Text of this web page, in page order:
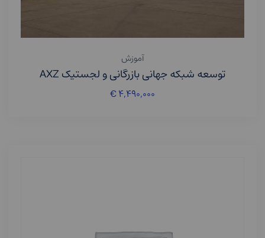
آموزش
توسعه شبکه جهانی بازرگانی و لجستیک AXZ
€۴,۴۹۰,۰۰۰